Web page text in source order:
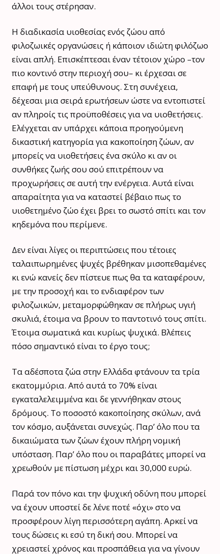
άλλοι τους στέρησαν.
Η διαδικασία υιοθεσίας ενός ζώου από
φιλοζωικές οργανώσεις ή κάποιον ιδιώτη φιλόζωο
είναι απλή. Επισκέπτεσαι έναν τέτοιον χώρο –τον
πιο κοντινό στην περιοχή σου– κι έρχεσαι σε
επαφή με τους υπεύθυνους. Στη συνέχεια,
δέχεσαι μια σειρά ερωτήσεων ώστε να εντοπιστεί
αν πληροίς τις προϋποθέσεις για να υιοθετήσεις.
Ελέγχεται αν υπάρχει κάποια προηγούμενη
δικαστική κατηγορία για κακοποίηση ζώων, αν
μπορείς να υιοθετήσεις ένα σκύλο κι αν οι
συνθήκες ζωής σου σού επιτρέπουν να
προχωρήσεις σε αυτή την ενέργεια. Αυτά είναι
απαραίτητα για να καταστεί βέβαιο πως το
υιοθετημένο ζώο έχει βρει το σωστό σπίτι και τον
κηδεμόνα που περίμενε.
Δεν είναι λίγες οι περιπτώσεις που τέτοιες
ταλαιπωρημένες ψυχές βρέθηκαν μισοπεθαμένες
κι ενώ κανείς δεν πίστευε πως θα τα καταφέρουν,
με την προσοχή και το ενδιαφέρον των
φιλοζωικών, μεταμορφώθηκαν σε πλήρως υγιή
σκυλιά, έτοιμα να βρουν το παντοτινό τους σπίτι.
Έτοιμα σωματικά και κυρίως ψυχικά. Βλέπεις
πόσο σημαντικό είναι το έργο τους;
Τα αδέσποτα ζώα στην Ελλάδα φτάνουν τα τρία
εκατομμύρια. Από αυτά το 70% είναι
εγκαταλελειμμένα και δε γεννήθηκαν στους
δρόμους. Το ποσοστό κακοποίησης σκύλων, ανά
τον κόσμο, αυξάνεται συνεχώς. Παρ’ όλο που τα
δικαιώματα των ζώων έχουν πλήρη νομική
υπόσταση. Παρ’ όλο που οι παραβάτες μπορεί να
χρεωθούν με πίστωση μέχρι και 30,000 ευρώ.
Παρά τον πόνο και την ψυχική οδύνη που μπορεί
να έχουν υποστεί δε λένε ποτέ «όχι» στο να
προσφέρουν λίγη περισσότερη αγάπη. Αρκεί να
τους δώσεις κι εσύ τη δική σου. Μπορεί να
χρειαστεί χρόνος και προσπάθεια για να γίνουν